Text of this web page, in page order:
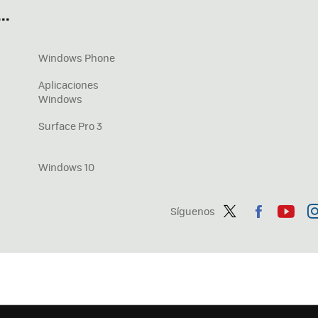
Síguenos
ter
ebo tub
Windows Phone
Aplicaciones
Windows
Surface Pro 3
Windows 10